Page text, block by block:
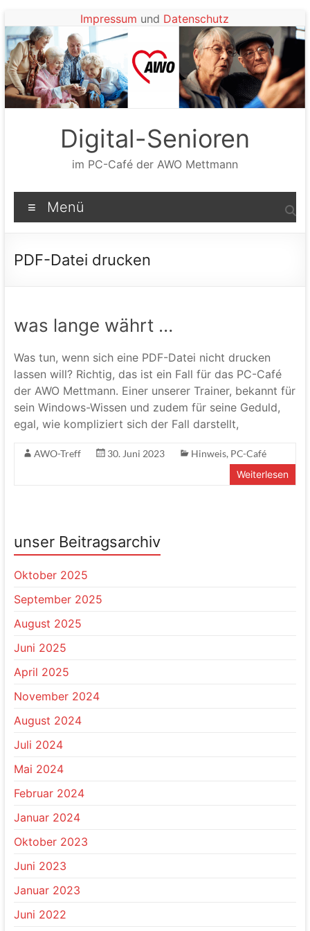
Inhalt
springen
Impressum und Datenschutz
Digital-Senioren
im PC-Café der AWO Mettmann
Menü
PDF-Datei drucken
was lange währt …
Was tun, wenn sich eine PDF-Datei nicht drucken
lassen will? Richtig, das ist ein Fall für das PC-Café
der AWO Mettmann. Einer unserer Trainer, bekannt für
sein Windows-Wissen und zudem für seine Geduld,
egal, wie kompliziert sich der Fall darstellt,
AWO-Treff 30. Juni 2023 Hinweis, PC-Café
Weiterlesen
unser Beitragsarchiv
Oktober 2025
September 2025
August 2025
Juni 2025
April 2025
November 2024
August 2024
Juli 2024
Mai 2024
Februar 2024
Januar 2024
Oktober 2023
Juni 2023
Januar 2023
Juni 2022